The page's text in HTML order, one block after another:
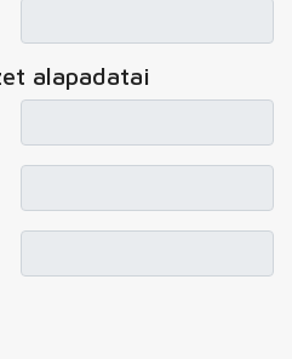
alapadatai